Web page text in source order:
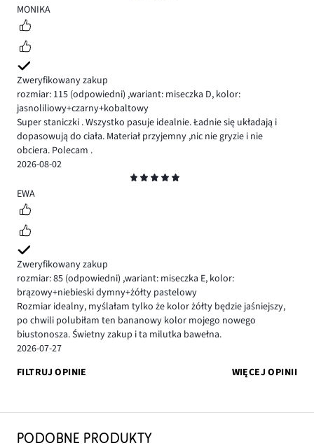
5
MONIKA
Zweryfikowany zakup
rozmiar: 115 (odpowiedni) ,wariant: miseczka D, kolor:
jasnoliliowy+czarny+kobaltowy
Super staniczki . Wszystko pasuje idealnie. Ładnie się układają i
dopasowują do ciała. Materiał przyjemny ,nic nie gryzie i nie
obciera. Polecam .
2026-08-02
5
EWA
Zweryfikowany zakup
rozmiar: 85 (odpowiedni) ,wariant: miseczka E, kolor:
brązowy+niebieski dymny+żółty pastelowy
Rozmiar idealny, myślałam tylko że kolor żółty będzie jaśniejszy,
po chwili polubiłam ten bananowy kolor mojego nowego
biustonosza. Świetny zakup i ta milutka bawełna.
2026-07-27
FILTRUJ OPINIE
WIĘCEJ OPINII
PODOBNE PRODUKTY